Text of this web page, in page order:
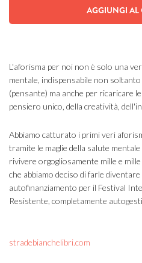
AGGIUNGI AL
L'aforisma per noi non è solo una
mentale, indispensabile non
(pensante) ma anche per ricaricare
pensiero unico, della creatività,
Abbiamo catturato i primi veri
tramite le maglie della salute
rivivere orgogliosamente mille e
che abbiamo deciso di farle
autofinanziamento per il Festival
Resistente, completamente
stradebianchelibri.com